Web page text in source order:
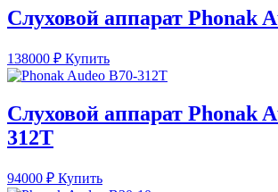
Слуховой аппарат Phonak
138000 ₽ Купить
Слуховой аппарат Phonak
312T
94000 ₽ Купить